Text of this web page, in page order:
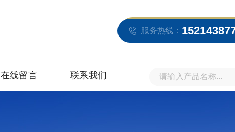
服务热线：
在线留言 联系我们